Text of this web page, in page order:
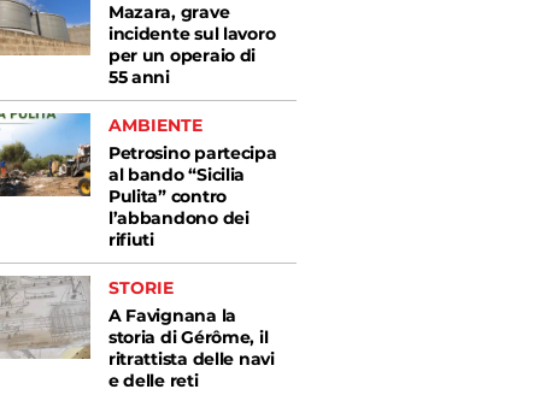
Mazara, grave
incidente sul lavoro
per un operaio di
55 anni
AMBIENTE
Petrosino partecipa
al bando “Sicilia
Pulita” contro
l’abbandono dei
rifiuti
STORIE
A Favignana la
storia di Gérôme, il
ritrattista delle navi
e delle reti